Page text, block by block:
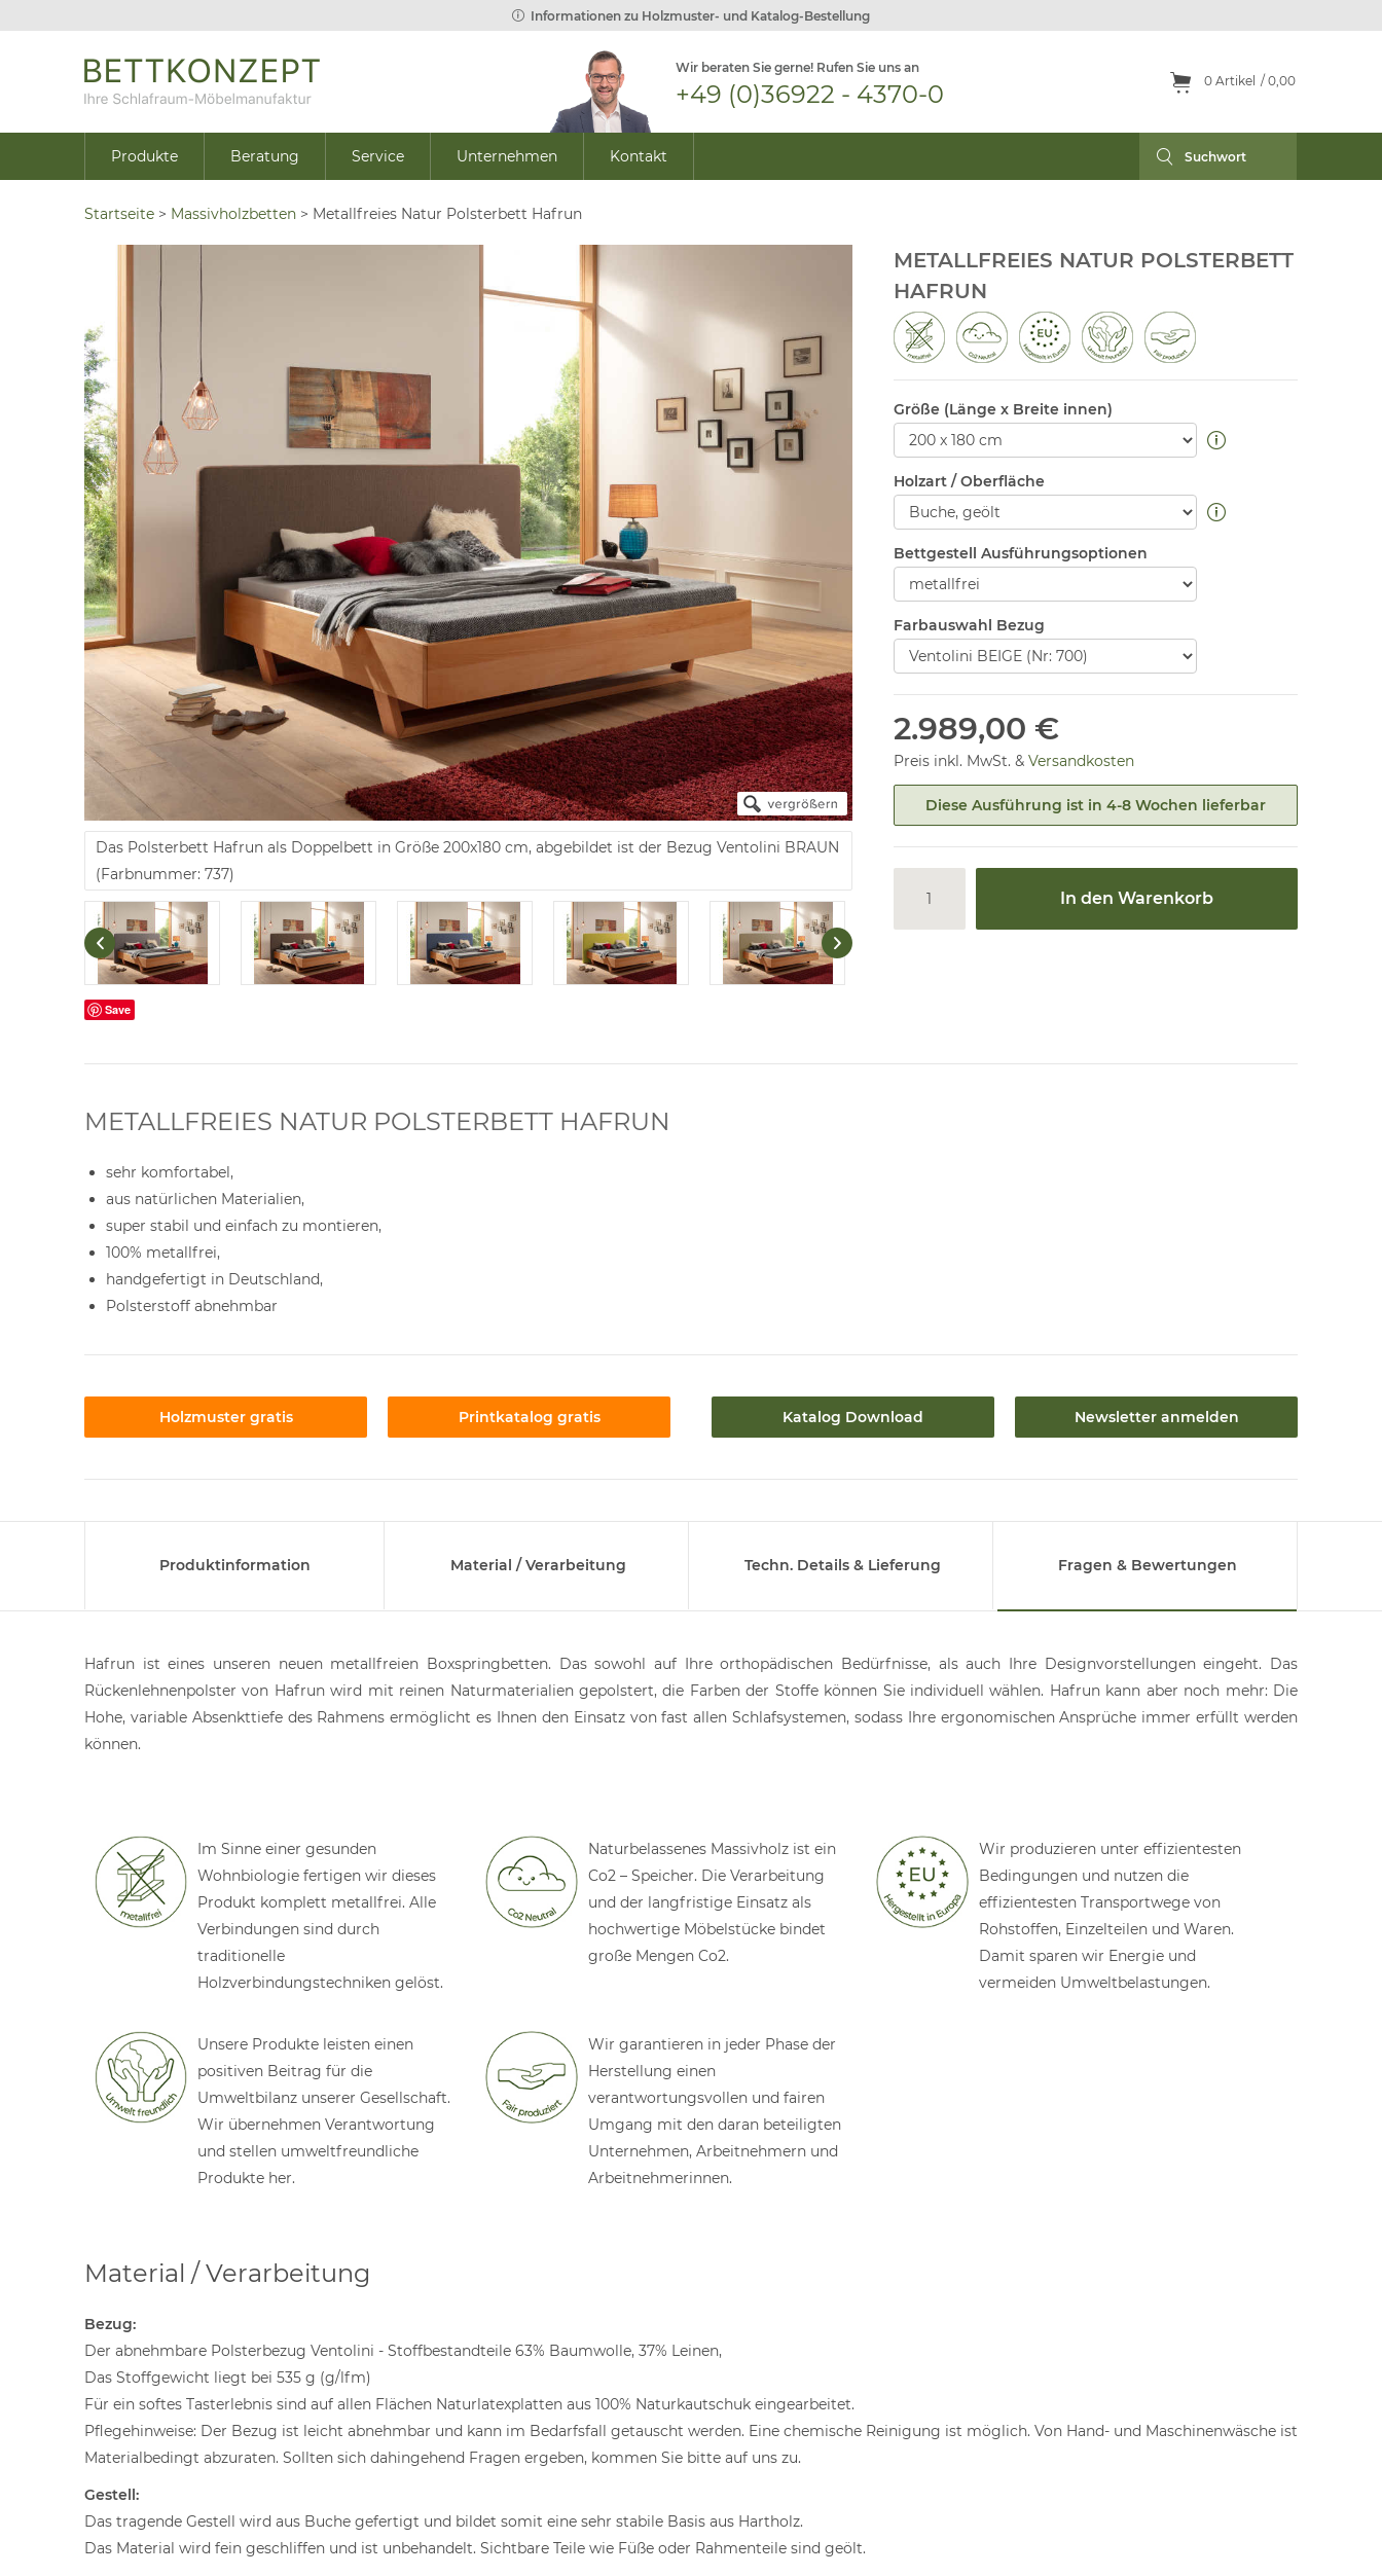
Informationen zu Holzmuster- und Katalog-Bestellung
Wir beraten Sie gerne! Rufen Sie uns an
+49 (0)36922 - 4370-0 0 Artikel 0,00
Produkte Beratung Service Unternehmen Kontakt
Startseite > Massivholzbetten > Metallfreies Natur Polsterbett Hafrun
Das Polsterbett Hafrun als Doppelbett in Größe 200x180 cm, abgebildet ist der Bezug Ventolini BRAUN
(Farbnummer: 737)
Save
METALLFREIES NATUR POLSTERBETT
HAFRUN
Größe (Länge x Breite innen)
Holzart / Oberfläche
Bettgestell Ausführungsoptionen
Farbauswahl Bezug
2.989,00 €
Preis inkl. MwSt. & Versandkosten
Diese Ausführung ist in 4-8 Wochen lieferbar
In den Warenkorb
METALLFREIES NATUR POLSTERBETT HAFRUN
sehr komfortabel,
aus natürlichen Materialien,
super stabil und einfach zu montieren,
100% metallfrei,
handgefertigt in Deutschland,
Polsterstoff abnehmbar
Holzmuster gratis Printkatalog gratis Katalog Download Newsletter anmelden
Produktinformation Material / Verarbeitung Techn. Details & Lieferung Fragen & Bewertungen
Hafrun ist eines unseren neuen metallfreien Boxspringbetten. Das sowohl auf Ihre orthopädischen Bedürfnisse, als auch Ihre Designvorstellungen eingeht. Das
Rückenlehnenpolster von Hafrun wird mit reinen Naturmaterialien gepolstert, die Farben der Stoffe können Sie individuell wählen. Hafrun kann aber noch mehr: Die
Hohe, variable Absenkttiefe des Rahmens ermöglicht es Ihnen den Einsatz von fast allen Schlafsystemen, sodass Ihre ergonomischen Ansprüche immer erfüllt werden
können.
Im Sinne einer gesunden
Wohnbiologie fertigen wir dieses
Produkt komplett metallfrei. Alle
Verbindungen sind durch
traditionelle
Holzverbindungstechniken gelöst.
Naturbelassenes Massivholz ist ein
Co2 – Speicher. Die Verarbeitung
und der langfristige Einsatz als
hochwertige Möbelstücke bindet
große Mengen Co2.
Wir produzieren unter effizientesten
Bedingungen und nutzen die
effizientesten Transportwege von
Rohstoffen, Einzelteilen und Waren.
Damit sparen wir Energie und
vermeiden Umweltbelastungen.
Unsere Produkte leisten einen
positiven Beitrag für die
Umweltbilanz unserer Gesellschaft.
Wir übernehmen Verantwortung
und stellen umweltfreundliche
Produkte her.
Wir garantieren in jeder Phase der
Herstellung einen
verantwortungsvollen und fairen
Umgang mit den daran beteiligten
Unternehmen, Arbeitnehmern und
Arbeitnehmerinnen.
Material / Verarbeitung
Bezug:
Der abnehmbare Polsterbezug Ventolini - Stoffbestandteile 63% Baumwolle, 37% Leinen,
Das Stoffgewicht liegt bei 535 g (g/lfm)
Für ein softes Tasterlebnis sind auf allen Flächen Naturlatexplatten aus 100% Naturkautschuk eingearbeitet.
Pflegehinweise: Der Bezug ist leicht abnehmbar und kann im Bedarfsfall getauscht werden. Eine chemische Reinigung ist möglich. Von Hand- und Maschinenwäsche ist
Materialbedingt abzuraten. Sollten sich dahingehend Fragen ergeben, kommen Sie bitte auf uns zu.
Gestell:
Das tragende Gestell wird aus Buche gefertigt und bildet somit eine sehr stabile Basis aus Hartholz.
Das Material wird fein geschliffen und ist unbehandelt. Sichtbare Teile wie Füße oder Rahmenteile sind geölt.